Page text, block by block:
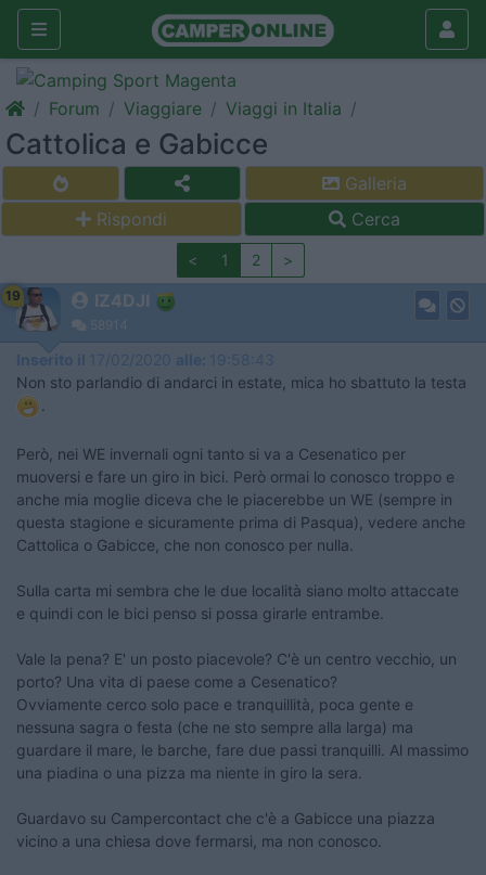
Forum Viaggiare Viaggi in Italia
Cattolica e Gabicce
Galleria
Rispondi
Cerca
< 1 2 >
19 IZ4DJI
58914
Inserito il 17/02/2020 alle: 19:58:43
Non sto parlandio di andarci in estate, mica ho sbattuto la testa
Però, nei WE invernali ogni tanto si va a Cesenatico per
muoversi e fare un giro in bici. Però ormai lo conosco troppo e
anche mia moglie diceva che le piacerebbe un WE (sempre in
questa stagione e sicuramente prima di Pasqua), vedere anche
Cattolica o Gabicce, che non conosco per nulla.
Sulla carta mi sembra che le due località siano molto attaccate
e quindi con le bici penso si possa girarle entrambe.
Vale la pena? E' un posto piacevole? C'è un centro vecchio, un
porto? Una vita di paese come a Cesenatico?
Ovviamente cerco solo pace e tranquillità, poca gente e
nessuna sagra o festa (che ne sto sempre alla larga) ma
guardare il mare, le barche, fare due passi tranquilli. Al massimo
una piadina o una pizza ma niente in giro la sera.
Guardavo su Campercontact che c'è a Gabicce una piazza
vicino a una chiesa dove fermarsi, ma non conosco.